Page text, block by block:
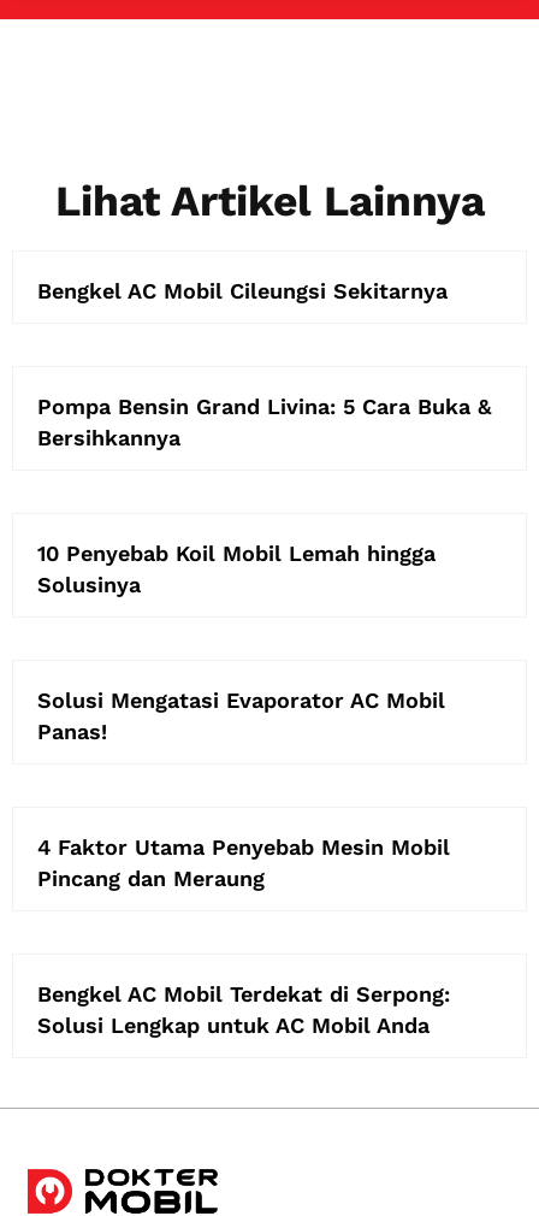
Lihat Artikel Lainnya
Bengkel AC Mobil Cileungsi Sekitarnya
Pompa Bensin Grand Livina: 5 Cara Buka &
Bersihkannya
10 Penyebab Koil Mobil Lemah hingga
Solusinya
Solusi Mengatasi Evaporator AC Mobil
Panas!
4 Faktor Utama Penyebab Mesin Mobil
Pincang dan Meraung
Bengkel AC Mobil Terdekat di Serpong:
Solusi Lengkap untuk AC Mobil Anda